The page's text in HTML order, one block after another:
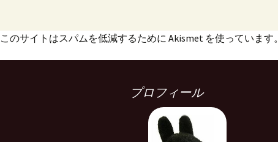
このサイトはスパムを低減するために Akismet を使っています。
プロフィール